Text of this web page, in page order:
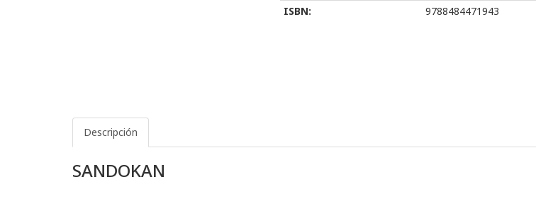
ISBN:
9788484471943
Descripción
SANDOKAN